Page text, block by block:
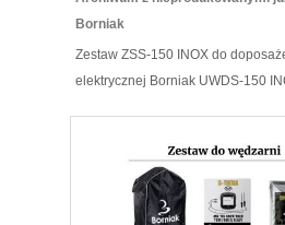
Borniak
Zestaw ZSS-150 INOX do
elektrycznej Borniak UWDS-150